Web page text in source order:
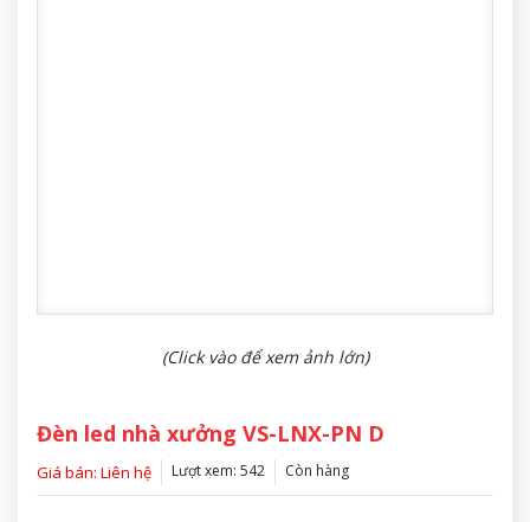
(Click vào để xem ảnh lớn)
Đèn led nhà xưởng VS-LNX-PN D
Giá bán: Liên hệ Lượt xem: 542 Còn hàng